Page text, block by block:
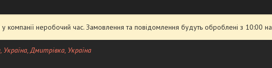
у компанії неробочий час. Замовлення та повідомлення будуть оброблені з 10:00
Україна, Дмитрiвка, Україна